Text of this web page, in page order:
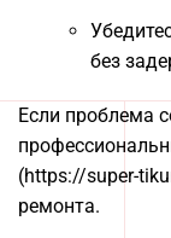
без
Если проблема
(https://super-
ремонта.